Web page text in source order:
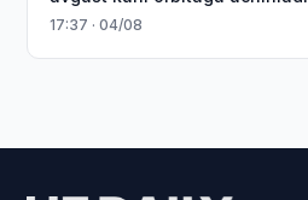
17:37 · 04/08